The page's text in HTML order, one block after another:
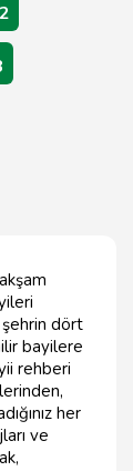
2
dört
bayilere
rehberi
her
ve